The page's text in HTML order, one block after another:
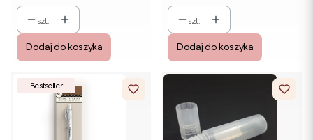
szt.
Dodaj do koszyka
szt.
Dodaj do koszyka
Bestseller